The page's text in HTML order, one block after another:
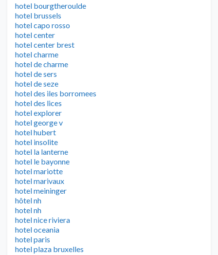
hotel bourgtheroulde
hotel brussels
hotel capo rosso
hotel center
hotel center brest
hotel charme
hotel de charme
hotel de sers
hotel de seze
hotel des iles borromees
hotel des lices
hotel explorer
hotel george v
hotel hubert
hotel insolite
hotel la lanterne
hotel le bayonne
hotel mariotte
hotel marivaux
hotel meininger
hôtel nh
hotel nh
hotel nice riviera
hotel oceania
hotel paris
hotel plaza bruxelles